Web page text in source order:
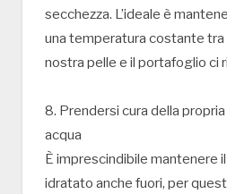
secchezza. L’ideale è
una temperatura costante tra
nostra pelle e il portafoglio ci
8. Prendersi cura della
acqua
È imprescindibile mantenere
idratato anche fuori, per